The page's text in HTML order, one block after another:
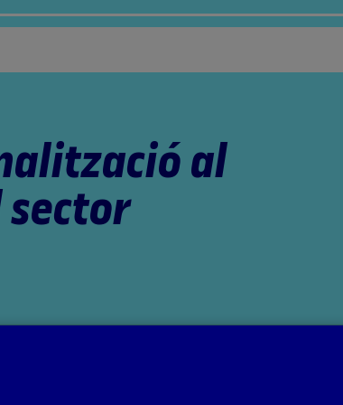
al
sector
per la professora: Aida Sánchez de Serdio Martín